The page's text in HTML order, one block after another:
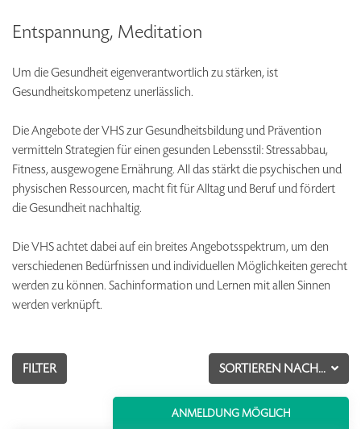
Entspannung, Meditation
Um die Gesundheit eigenverantwortlich zu stärken, ist
Gesundheitskompetenz unerlässlich.
Die Angebote der VHS zur Gesundheitsbildung und Prävention
vermitteln Strategien für einen gesunden Lebensstil: Stressabbau,
Fitness, ausgewogene Ernährung. All das stärkt die psychischen und
physischen Ressourcen, macht fit für Alltag und Beruf und fördert
die Gesundheit nachhaltig.
Die VHS achtet dabei auf ein breites Angebotsspektrum, um den
verschiedenen Bedürfnissen und individuellen Möglichkeiten gerecht
werden zu können. Sachinformation und Lernen mit allen Sinnen
werden verknüpft.
SORTIEREN NACH...
FILTER
ANMELDUNG MÖGLICH